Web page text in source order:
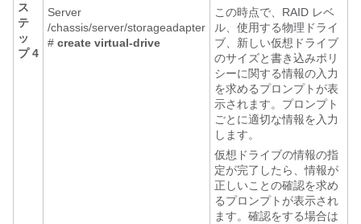
ス
テ
ッ
プ 4
Server
/chassis/server/storageadapter
# create virtual-drive
この時点で、RAID レベ
ル、使用する物理ドライ
ブ、新しい仮想ドライブ
のサイズと書き込みポリ
シーに関する情報の入力
を求めるプロンプトが表
示されます。プロンプト
ごとに適切な情報を入力
します。
仮想ドライブの情報の指
定が完了したら、情報が
正しいことの確認を求め
るプロンプトが表示され
ます。確認をする場合は